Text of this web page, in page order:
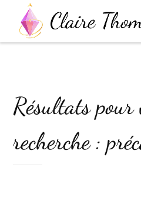
Résultats pour
recherche :